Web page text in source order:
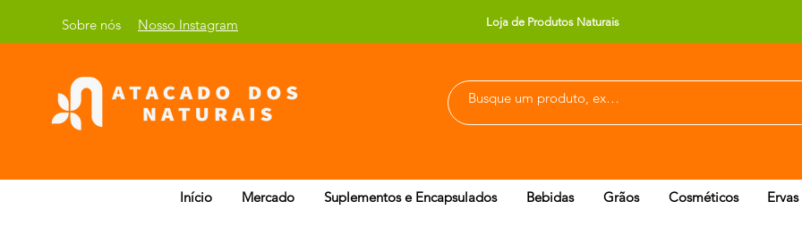
Sobre nós Nosso Instagram Loja de Produtos Naturais
Início Mercado Suplementos e Encapsulados Bebidas Grãos Cosméticos